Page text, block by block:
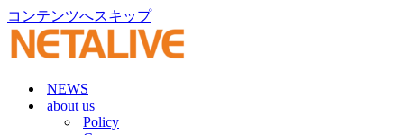
コンテンツへスキップ
NEWS
about us
Policy